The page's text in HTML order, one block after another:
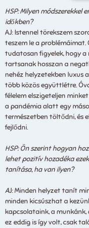
HSP: Milyen módszerekkel
időkben?
AJ: Istennel törekszem
teszem le a problémáimat.
tudatosan figyelek, hogy a
tartsanak hosszan a
nehéz helyzetekben luxus
több közös együttlétre.
félelem elszigeteljen
a pandémia alatt egy
természetben töltődni, és
fejlődni.
HSP: Ön szerint hogyan
lehet pozitív hozadéka
tanítása, ha van ilyen?
AJ: Minden helyzet tanít
minden kicsúszhat a
kapcsolataink, a munkánk,
ez eddig is így volt, csak